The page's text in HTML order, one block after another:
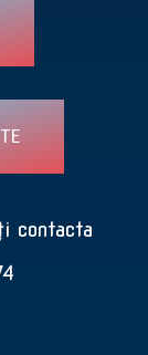
contacta